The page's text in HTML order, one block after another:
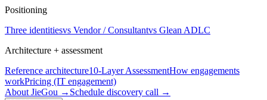
Positioning
Three identitiesvs Vendor / Consultantvs Glean ADLC
Architecture + assessment
Reference architecture10-Layer AssessmentHow engagements
workPricing (IT engagement)
About JieGou → Schedule discovery call →